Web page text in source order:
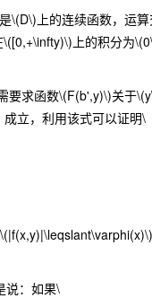
\(D\)上的连续函数，运
上的积分为
求函数\(F(b',y)\)关于
立，利用该式可以证明\
说：如果\